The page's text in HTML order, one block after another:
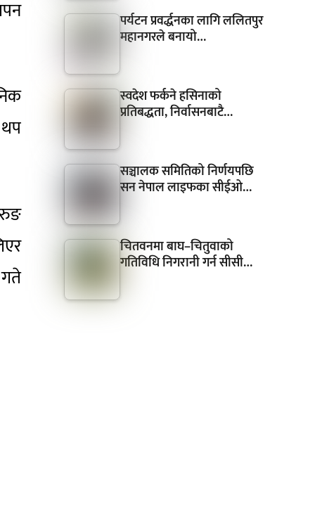
पर्यटन प्रवर्द्धनका लागि ललितपुर
महानगरले बनायो…
स्वदेश फर्कने हसिनाको
प्रतिबद्धता, निर्वासनबाटै…
सञ्चालक समितिको निर्णयपछि
सन नेपाल लाइफका सीईओ…
चितवनमा बाघ–चितुवाको
गतिविधि निगरानी गर्न सीसी…